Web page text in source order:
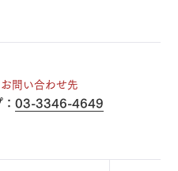
問い合わせ先
03-3346-4649